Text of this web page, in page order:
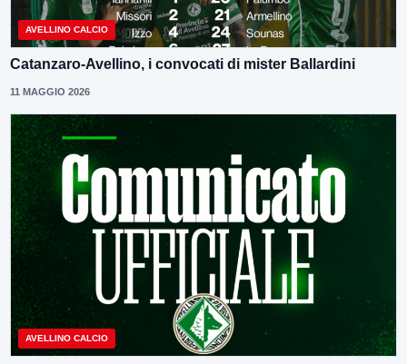
AVELLINO CALCIO
Catanzaro-Avellino, i convocati di mister Ballardini
11 MAGGIO 2026
AVELLINO CALCIO